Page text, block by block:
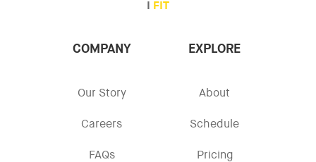
FIT
COMPANY
Our Story
Careers
FAQs
EXPLORE
About
Schedule
Pricing